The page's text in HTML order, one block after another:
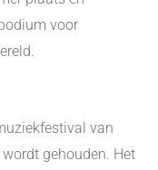
voor
van
gehouden. Het